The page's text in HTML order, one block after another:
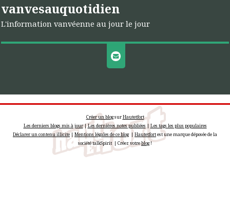
vanvesauquotidien
L'information vanvéenne au jour le jour
Créer un blogsurHautetfort
Les derniers blogs mis à jour|Les dernières notes publiées |Les tags les plus populaires
Déclarer un contenu illicite|Mentions légales de ce blog| Hautetfortest une marque déposée de la
société talkSpirit | Créez votreblog!